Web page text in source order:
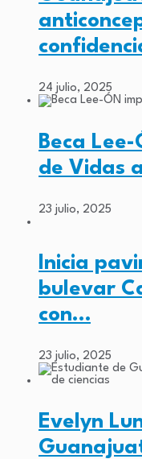
24 julio, 2025
Beca
de Vidas
23 julio, 2025
Inicia
bulevar
con…
23 julio, 2025
Evelyn